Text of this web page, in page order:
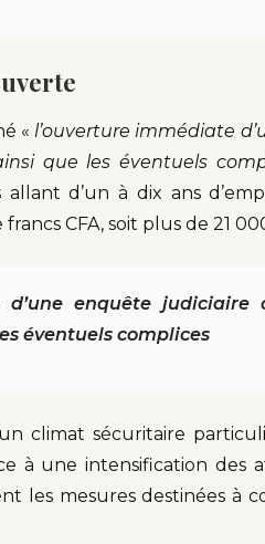
«l’ouverture immédiate
que les éventuels
d’un à dix ans
CFA, soit plus de 21
d’une enquête
éventuels complices
climat sécuritaire
à une intensification des
les mesures destinées à